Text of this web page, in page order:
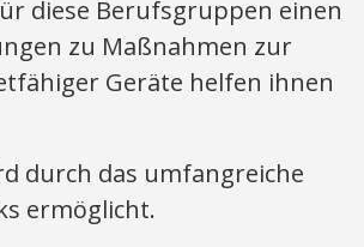
diese Berufsgruppen einen
zu Maßnahmen zur
Geräte helfen ihnen
durch das umfangreiche
ermöglicht.